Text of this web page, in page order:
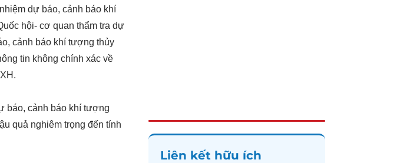
dự báo, cảnh báo khí
hội- cơ quan thẩm tra dự
cảnh báo khí tượng thủy
tin không chính xác về
báo, cảnh báo khí tượng
quả nghiêm trọng đến tính
Liên kết hữu ích